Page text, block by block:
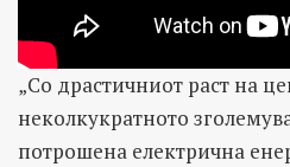
„Со драстичниот раст на
неколкукратното
потрошена електрична